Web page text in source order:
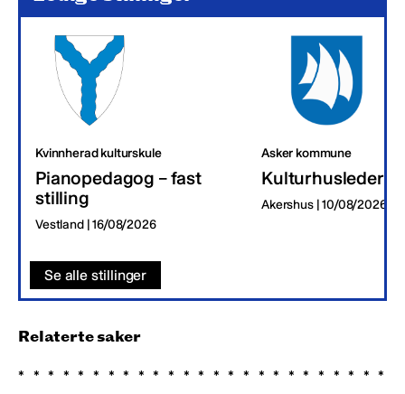
Kvinnherad kulturskule
Pianopedagog – fast
stilling
Vestland | 16/08/2026
Asker kommune
Kulturhusleder
Akershus | 10/08/2026
Se alle stillinger
Relaterte saker